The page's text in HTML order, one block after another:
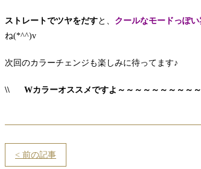
ストレートでツヤをだすと、 クールなモードっぽ
ね(*^^)v
次回のカラーチェンジも楽しみに待ってます♪
\\ Wカラーオススメですよ～～～～～～～～～
< 前の記事